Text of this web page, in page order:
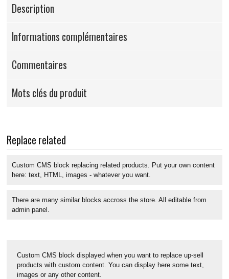
Description
Informations complémentaires
Commentaires
Mots clés du produit
Replace related
Custom CMS block replacing related products. Put your own content
here: text, HTML, images - whatever you want.
There are many similar blocks accross the store. All editable from
admin panel.
Custom CMS block displayed when you want to replace up-sell
products with custom content. You can display here some text,
images or any other content.